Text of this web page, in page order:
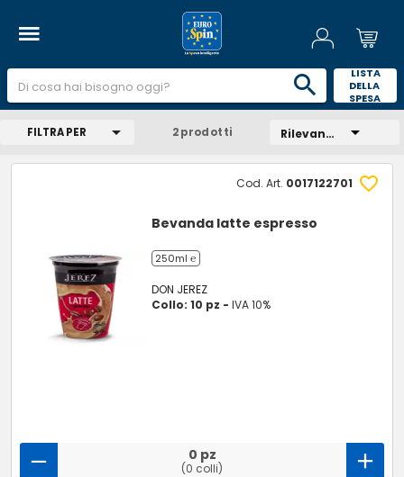
LISTA
DELLA
SPESA
FILTRA PER 2 prodotti Rilevanza
Cod. Art. 0017122701
Bevanda latte espresso
250ml ℮
DON JEREZ
Collo: 10 pz -IVA 10%
0 pz
(0 colli)